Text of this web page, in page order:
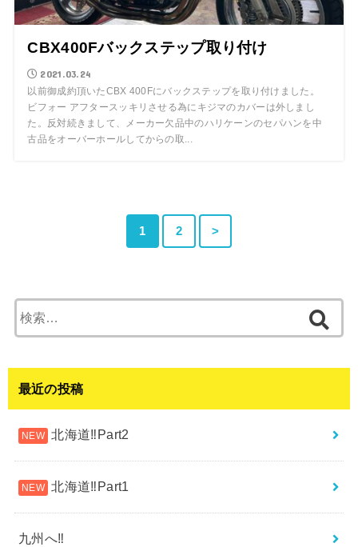
CBX400Fバックステップ取り付け
2021.03.24
以前御成約頂いたCBX 400Fにバックステップを取り付けました。
ビフォー アフタースッキリさせる為にキジマのカバーは外しまし
た。反対続きまして、メーカー欠品中のハリケーンのセパハンを中
古品をオーバーホールしてからの取...
1 2 >
索:
最近の投稿
北海道‼︎Part2
北海道‼︎Part1
九州へ‼︎